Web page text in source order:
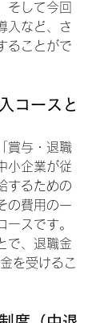
そして今回
入など、さ
ることがで
コースと
賞与・退職
小企業が従
するための
の費用の一
ースです。
で、退職金
を受けるこ